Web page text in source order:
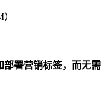
部署营销标签，而无需